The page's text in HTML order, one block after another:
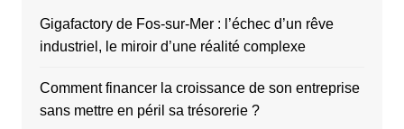
Gigafactory de Fos-sur-Mer : l’échec d’un rêve
industriel, le miroir d’une réalité complexe
Comment financer la croissance de son entreprise
sans mettre en péril sa trésorerie ?